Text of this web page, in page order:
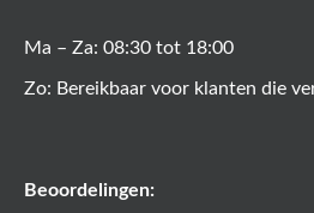
Ma – Za: 08:30 tot 18:00
Zo: Bereikbaar voor klanten die
Beoordelingen: